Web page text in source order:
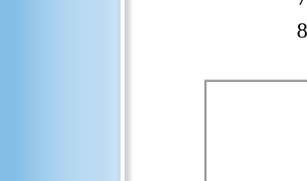
8.第三公